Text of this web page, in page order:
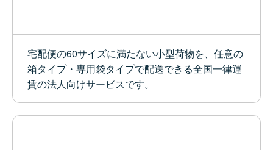
宅配便の60サイズに満たない小型荷物を、任意の
箱タイプ・専用袋タイプで配送できる全国一律運
賃の法人向けサービスです。